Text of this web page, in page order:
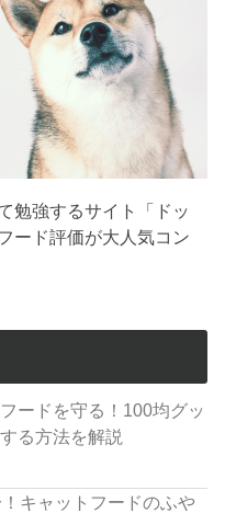
勉強するサイト「ドッ
ード評価が大人気コン
ードを守る！100均グッ
る方法を解説
キャットフードのふや